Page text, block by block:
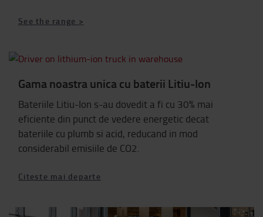
See the range >
Gama noastra unica cu baterii Litiu-Ion
Bateriile Litiu-Ion s-au dovedit a fi cu 30% mai
eficiente din punct de vedere energetic decat
bateriile cu plumb si acid, reducand in mod
considerabil emisiile de CO2.
Citeste mai departe